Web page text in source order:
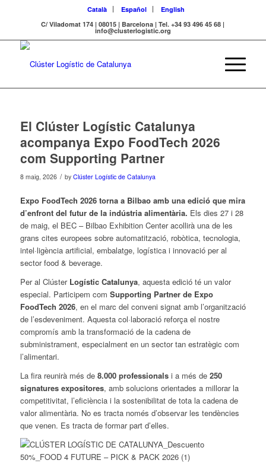
Català Español
English
C/ Viladomat 174 | 08015 | Barcelona | Tel. +34 93 496 45 68 |
info@clusterlogistic.org
El Clúster Logístic Catalunya
acompanya Expo FoodTech 2026
com Supporting Partner
8 maig, 2026 / by Clúster Logístic de Catalunya
Expo FoodTech 2026 torna a Bilbao amb una edició que mira
d’enfront del futur de la indústria alimentària. Els dies 27 i 28
de maig, el BEC – Bilbao Exhibition Center acollirà una de les
grans cites europees sobre automatització, robòtica, tecnologia,
intel·ligència artificial, embalatge, logística i innovació per al
sector food & beverage.
Per al Clúster Logístic Catalunya, aquesta edició té un valor
especial. Participem com Supporting Partner de Expo
FoodTech 2026, en el marc del conveni signat amb l’organització
de l’esdeveniment. Aquesta col·laboració reforça el nostre
compromís amb la transformació de la cadena de
subministrament, especialment en un sector tan estratègic com
l’alimentari.
La fira reunirà més de 8.000 professionalsi a més de 250
signatures expositores, amb solucions orientades a millorar la
competitivitat, l’eficiència i la sostenibilitat de tota la cadena de
valor alimentària. No es tracta només d’observar les tendències
que venen. Es tracta de formar part d’elles.